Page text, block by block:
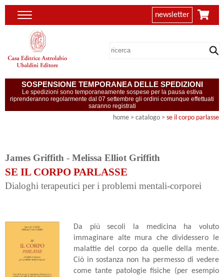
newsletter
SOSPENSIONE TEMPORANEA DELLE SPEDIZIONI
Le spedizioni sono temporaneamente sospese per la pausa estiva
riprenderanno regolarmente dal 07 settembre gli ordini comunque effettuati
saranno registrati
home > catalogo > se il corpo parlasse
James Griffith - Melissa Elliot Griffith
SE IL CORPO PARLASSE
Dialoghi terapeutici per i problemi mentali-corporei
Da più secoli la medicina ha voluto
immaginare alte mura che dividessero le
malattie del corpo da quelle della mente.
Ciò in sostanza non ha permesso di vedere
come tante patologie fisiche (per esempio